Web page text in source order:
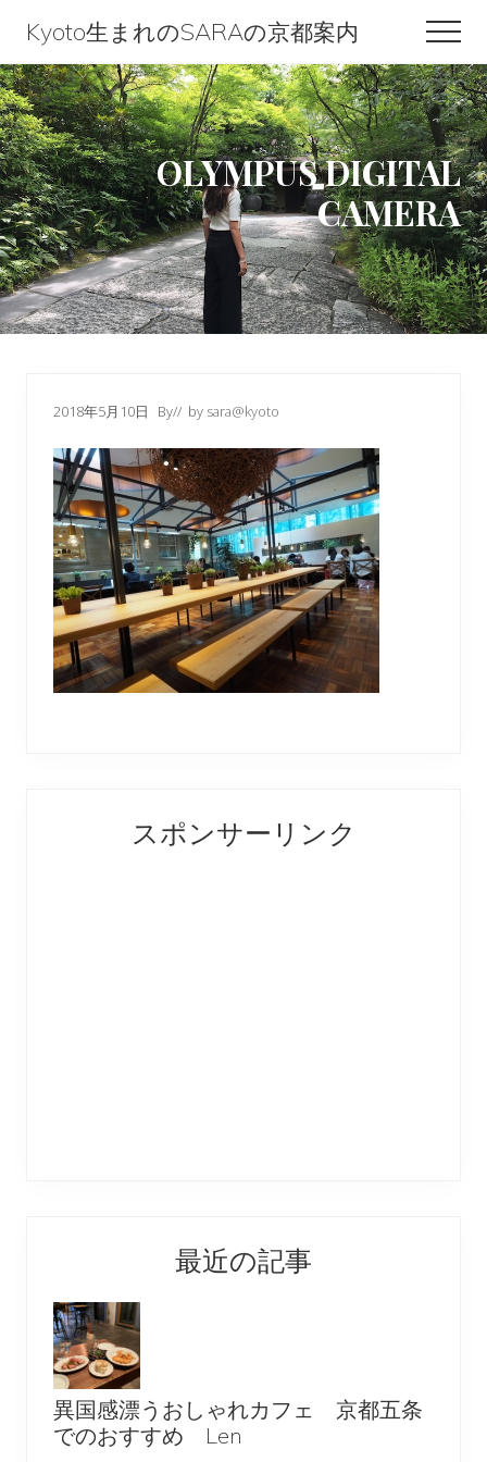
content
primary
sidebar
footer
Kyoto生まれのSARAの京都案内
Kyoto
生
ま
れ
の
SARA
の
京
OLYMPUS DIGITAL
CAMERA
2018年5月10日 By// by sara@kyoto
Interactions
Sidebarスポンサーリンク
最近の記事
異国感漂うおしゃれカフェ 京都五条
でのおすすめ Len